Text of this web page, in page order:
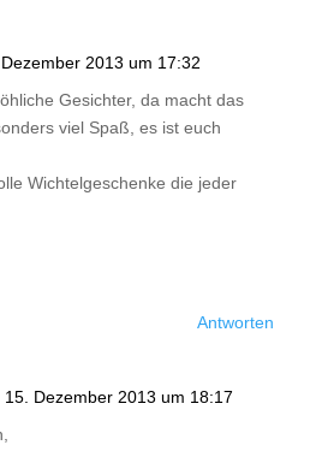
2013 um 17:32
Gesichter, da macht das
viel Spaß, es ist euch
Wichtelgeschenke die jeder
Antworten
15. Dezember 2013 um 18:17